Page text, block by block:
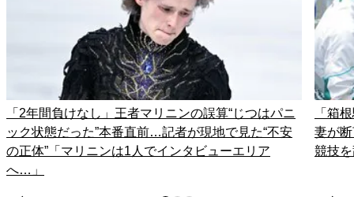
「2年間負けなし」王者マリニンの誤算“じつはパニ
ック状態だった”本番直前…記者が現地で見た“不安
の正体”「マリニンは1人でインタビューエリア
へ…」
「箱
妻が
競技